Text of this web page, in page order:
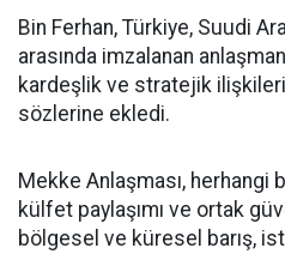
Bin Ferhan, Türkiye, Suudi
arasında imzalanan
kardeşlik ve stratejik
sözlerine ekledi.
Mekke Anlaşması, herhangi
külfet paylaşımı ve ortak
bölgesel ve küresel barış,